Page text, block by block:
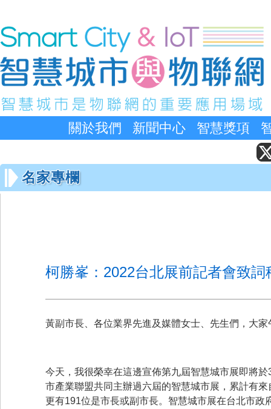
關於我們 新聞中心 智慧獎項
名家專欄
柯勝峯：2022台北展前記者會致詞
黃副市長、各位業界先進及媒體女士、先生們，大家
今天，我很榮幸在這邊宣佈第九屆智慧城市展即將
市產業聯盟共同主辦過六屆的智慧城市展，累計有
更有191位是市長或副市長。智慧城市展在台北市